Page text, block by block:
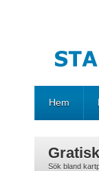
Hem
Sök bland